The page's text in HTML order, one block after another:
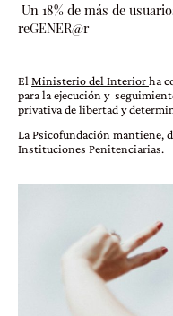
Un 18% de más de
reGENER@r
El Ministerio del Interiorha
para la ejecución y
privativa de libertad y
La Psicofundación mantiene,
Instituciones Penitenciarias.